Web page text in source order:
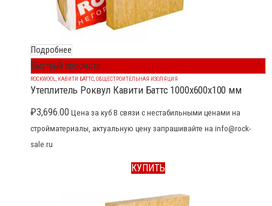
Подробнее
Быстрый просмотр
ROCKWOOL КАВИТИ БАТТС ОБЩЕСТРОИТЕЛЬНАЯ ИЗОЛЯЦИЯ
Утеплитель Роквул Кавити Баттс 1000x600x100 мм
₽3,696.00 Цена за куб В связи с нестабильными ценами на
стройматериалы, актуальную цену запрашивайте на info@rock-
sale.ru
КУПИТЬ